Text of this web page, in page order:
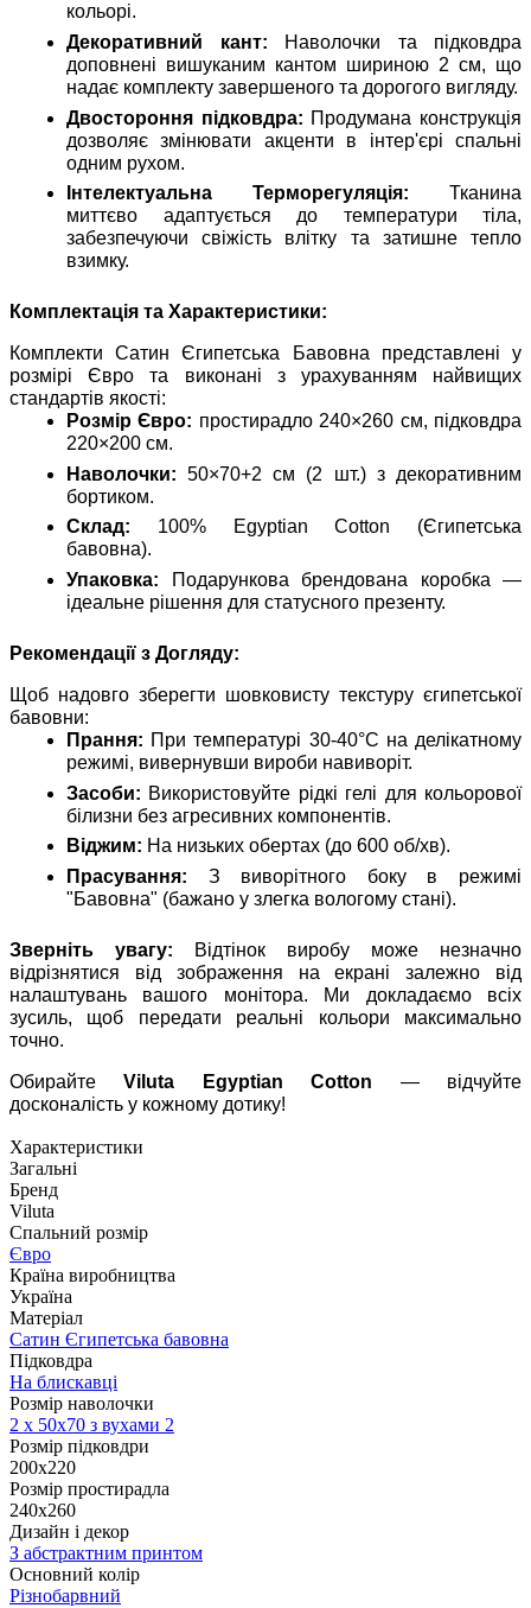
кольорі.
Декоративний кант: Наволочки та підковдра
доповнені вишуканим кантом шириною 2 см, що
надає комплекту завершеного та дорогого вигляду.
Двостороння підковдра: Продумана конструкція
дозволяє змінювати акценти в інтер'єрі спальні
одним рухом.
Інтелектуальна Терморегуляція: Тканина
миттєво адаптується до температури тіла,
забезпечуючи свіжість влітку та затишне тепло
взимку.
Комплектація та Характеристики:
Комплекти Сатин Єгипетська Бавовна представлені у
розмірі Євро та виконані з урахуванням найвищих
стандартів якості:
Розмір Євро: простирадло 240×260 см, підковдра
220×200 см.
Наволочки: 50×70+2 см (2 шт.) з декоративним
бортиком.
Склад: 100% Egyptian Cotton (Єгипетська
бавовна).
Упаковка: Подарункова брендована коробка —
ідеальне рішення для статусного презенту.
Рекомендації з Догляду:
Щоб надовго зберегти шовковисту текстуру єгипетської
бавовни:
Прання: При температурі 30-40°C на делікатному
режимі, вивернувши вироби навиворіт.
Засоби: Використовуйте рідкі гелі для кольорової
білизни без агресивних компонентів.
Віджим: На низьких обертах (до 600 об/хв).
Прасування: З виворітного боку в режимі
"Бавовна" (бажано у злегка вологому стані).
Зверніть увагу: Відтінок виробу може незначно
відрізнятися від зображення на екрані залежно від
налаштувань вашого монітора. Ми докладаємо всіх
зусиль, щоб передати реальні кольори максимально
точно.
ОбирайтеViluta Egyptian Cotton — відчуйте
досконалість у кожному дотику!
Характеристики
Загальні
Бренд
Viluta
Спальний розмір
Євро
Країна виробництва
Україна
Матеріал
Сатин Єгипетська бавовна
Підковдра
На блискавці
Розмір наволочки
2 х 50х70 з вухами 2
Розмір підковдри
200х220
Розмір простирадла
240х260
Дизайн і декор
З абстрактним принтом
Основний колір
Різнобарвний